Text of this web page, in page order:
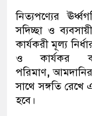
নিত্যপণ্যের
সদিচ্ছা ও
কার্যকরী মূল্য
ও কার্যকর
পরিমাণ,
সাথে সঙ্গতি রেখে
হবে।